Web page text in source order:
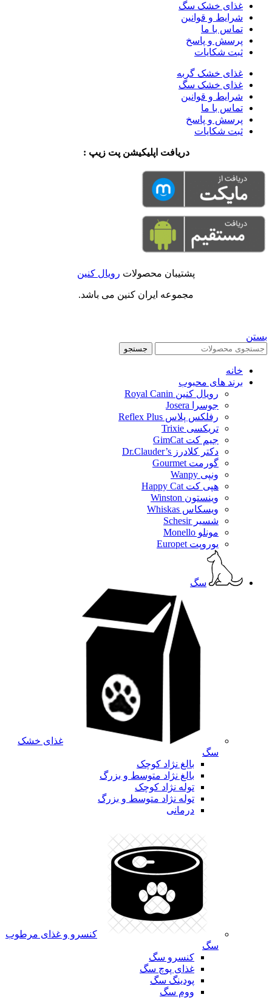
غذای خشک سگ
شرایط و قوانین
تماس با ما
پرسش و پاسخ
ثبت شکایات
غذای خشک گربه
غذای خشک سگ
شرایط و قوانین
تماس با ما
پرسش و پاسخ
ثبت شکایات
دریافت اپلیکیشن پت زیپ :
پشتیبان محصولات رویال کنین
مجموعه ایران کنین می باشد.
بستن
جستجو
خانه
برند های محبوب
رویال کنین Royal Canin
جوسرا Josera
رفلکس پلاس Reflex Plus
تریکسی Trixie
جیم کت GimCat
دکتر کلادرز Dr.Clauder’s
گورمت Gourmet
ونپی Wanpy
هپی کت Happy Cat
وینستون Winston
ویسکاس Whiskas
شسیر Schesir
مونلو Monello
یوروپت Europet
سگ
غذای خشک
سگ
بالغ نژاد کوچک
بالغ نژاد متوسط و بزرگ
توله نژاد کوچک
توله نژاد متوسط و بزرگ
درمانی
کنسرو و غذای مرطوب
سگ
کنسرو سگ
غذای پوچ سگ
پودینگ سگ
ووم سگ